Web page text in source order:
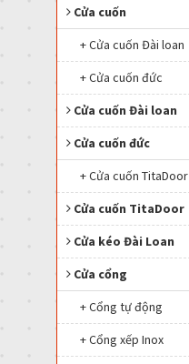
Cửa cuốn
+ Cửa cuốn Đài loan
+ Cửa cuốn đức
Cửa cuốn Đài loan
Cửa cuốn đức
+ Cửa cuốn TitaDoor
Cửa cuốn TitaDoor
Cửa kéo Đài Loan
Cửa cổng
+ Cổng tự động
+ Cổng xếp Inox